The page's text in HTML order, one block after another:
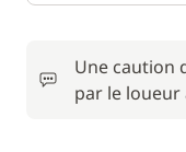
Une caution
par le